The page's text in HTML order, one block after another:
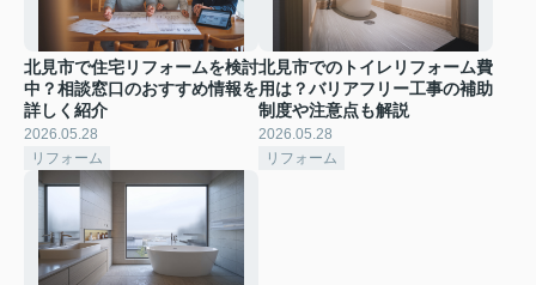
北見市で住宅リフォームを検討
中？相談窓口のおすすめ情報を
詳しく紹介
2026.05.28
リフォーム
北見市でのトイレリフォーム費
用は？バリアフリー工事の補助
制度や注意点も解説
2026.05.28
リフォーム